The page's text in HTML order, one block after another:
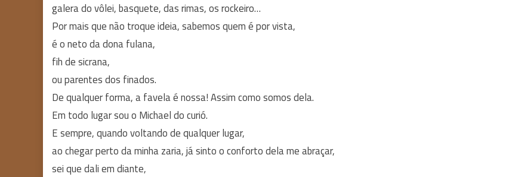
galera do vôlei, basquete, das rimas, os rockeiro…
Por mais que não troque ideia, sabemos quem é por vista,
é o neto da dona fulana,
fih de sicrana,
ou parentes dos finados.
De qualquer forma, a favela é nossa! Assim como somos dela.
Em todo lugar sou o Michael do curió.
E sempre, quando voltando de qualquer lugar,
ao chegar perto da minha zaria, já sinto o conforto dela me abraçar,
sei que dali em diante,